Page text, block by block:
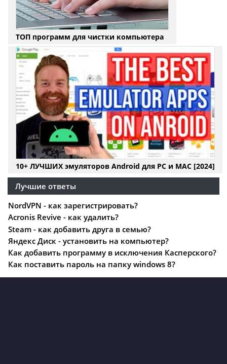
ТОП программ для чистки компьютера
10+ ЛУЧШИХ эмуляторов Android для PC и MAC [2024]
Лучшие ответы
NordVPN - как зарегистрировать?
Acronis Revive - как удалить?
Steam - как добавить друга в семью?
Яндекс Диск - установить на компьютер?
Как добавить программу в исключения Касперского?
Как поставить пароль на папку windows 8?